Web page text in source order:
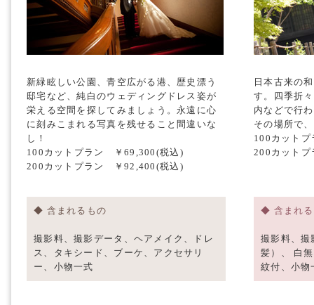
新緑眩しい公園、青空広がる港、歴史漂う
邸宅など、純白のウェディングドレス姿が
栄える空間を探してみましょう。永遠に心
に刻みこまれる写真を残せること間違いな
し！
100カットプラン ￥69,300(税込)
200カットプラン ￥92,400(税込)
日本古来の
す。四季折
内などで行
その場所で
100カット
200カット
◆ 含まれるもの
撮影料、撮影データ、ヘアメイク、ドレ
ス、タキシード、ブーケ、アクセサリ
ー、小物一式
◆ 含まれ
撮影料、撮
髪）、 白
紋付、小物